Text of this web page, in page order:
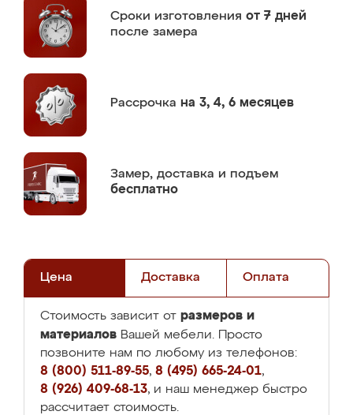
Сроки изготовления от 7 дней
после замера
Рассрочка на 3, 4, 6 месяцев
Замер, доставка и подъем
бесплатно
Цена Доставка Оплата
Стоимость зависит от размеров и
материалов Вашей мебели. Просто
позвоните нам по любому из телефонов:
8 (800) 511-89-55, 8 (495) 665-24-01,
8 (926) 409-68-13, и наш менеджер быстро
рассчитает стоимость.